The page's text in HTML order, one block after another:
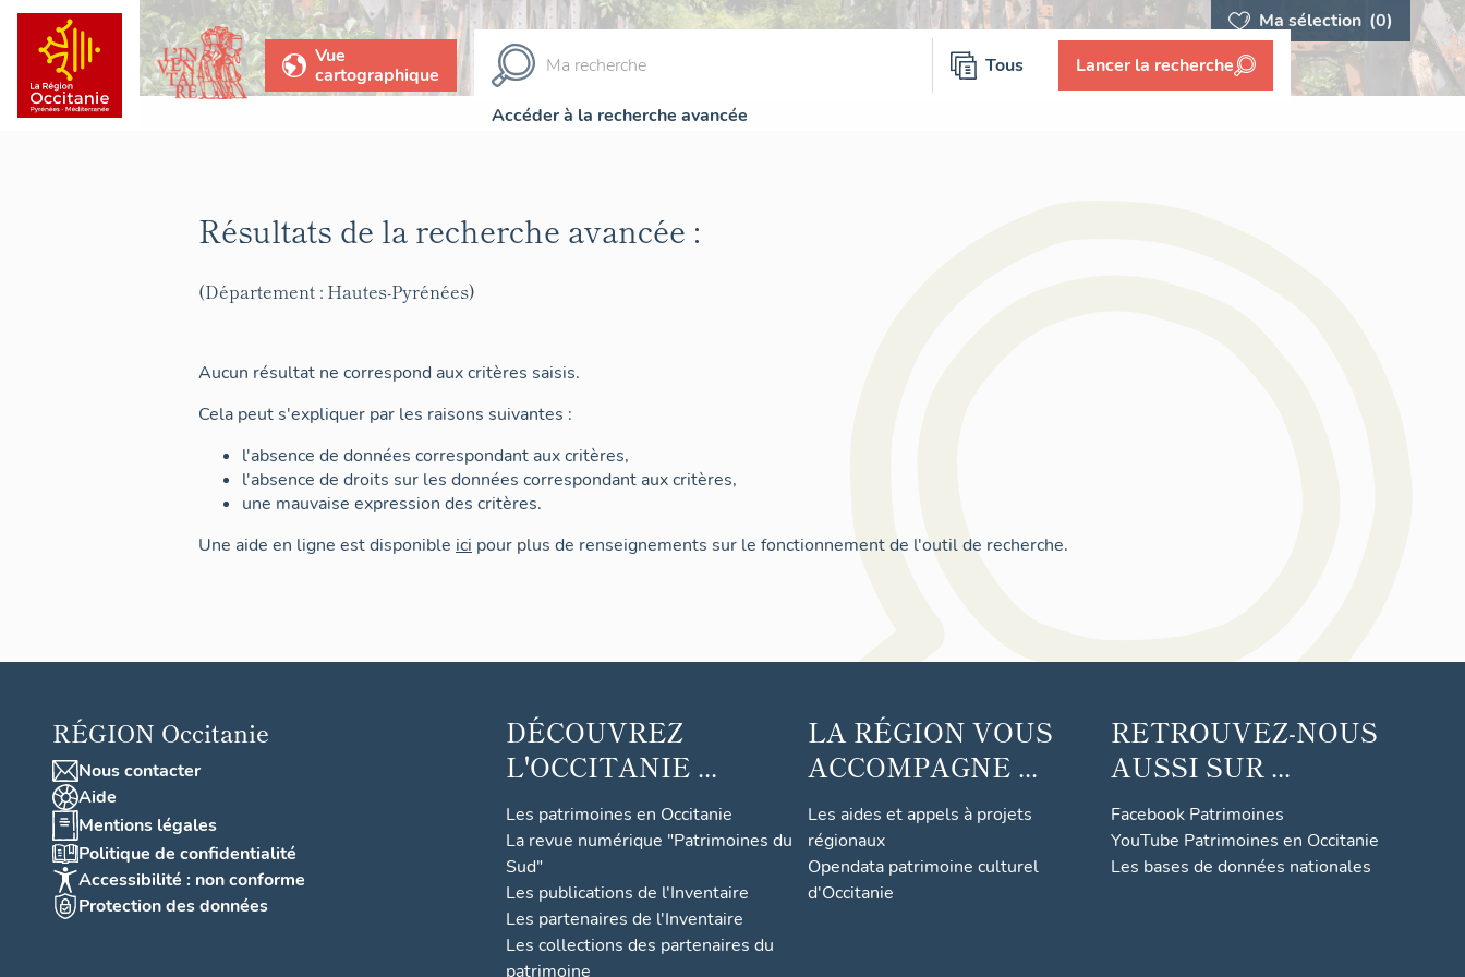
Ma sélection (0)
Vue
cartographique
Tous Lancer la recherche
Accéder à la recherche avancée
Résultats de la recherche avancée :
(Département : Hautes-Pyrénées)
Aucun résultat ne correspond aux critères saisis.
Cela peut s'expliquer par les raisons suivantes :
l'absence de données correspondant aux critères,
l'absence de droits sur les données correspondant aux critères,
une mauvaise expression des critères.
Une aide en ligne est disponible ici pour plus de renseignements sur le fonctionnement de l'outil de recherche.
RÉGION Occitanie
Nous contacter
Aide
Mentions légales
Politique de confidentialité
Accessibilité : non conforme
Protection des données
DÉCOUVREZ
L'OCCITANIE ...
Les patrimoines en Occitanie
La revue numérique "Patrimoines du
Sud"
Les publications de l'Inventaire
Les partenaires de l'Inventaire
Les collections des partenaires du
patrimoine
LA RÉGION VOUS
ACCOMPAGNE ...
Les aides et appels à projets
régionaux
Opendata patrimoine culturel
d'Occitanie
RETROUVEZ-NOUS
AUSSI SUR ...
Facebook Patrimoines
YouTube Patrimoines en Occitanie
Les bases de données nationales